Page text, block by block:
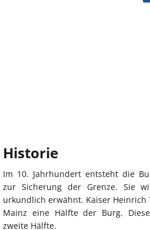
Historie
Im 10. Jahrhundert entsteht die
zur Sicherung der Grenze. Sie
urkundlich erwähnt. Kaiser Heinrich
Mainz eine Hälfte der Burg.
zweite Hälfte.